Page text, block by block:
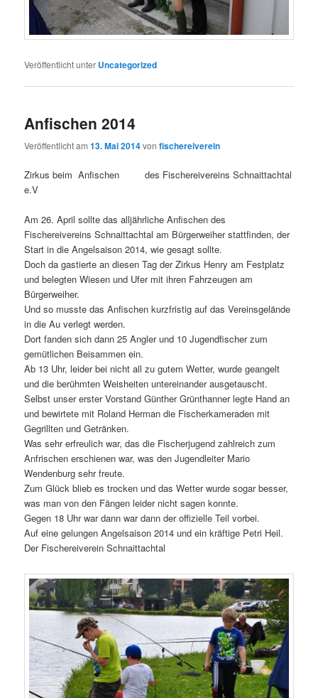
Veröffentlicht unter Uncategorized
Anfischen 2014
Veröffentlicht am13. Mai 2014vonfischereiverein
Zirkus beim Anfischen des Fischereivereins Schnaittachtal
e.V
Am 26. April sollte das alljährliche Anfischen des
Fischereivereins Schnaittachtal am Bürgerweiher stattfinden, der
Start in die Angelsaison 2014, wie gesagt sollte.
Doch da gastierte an diesen Tag der Zirkus Henry am Festplatz
und belegten Wiesen und Ufer mit ihren Fahrzeugen am
Bürgerweiher.
Und so musste das Anfischen kurzfristig auf das Vereinsgelände
in die Au verlegt werden.
Dort fanden sich dann 25 Angler und 10 Jugendfischer zum
gemütlichen Beisammen ein.
Ab 13 Uhr, leider bei nicht all zu gutem Wetter, wurde geangelt
und die berühmten Weisheiten untereinander ausgetauscht.
Selbst unser erster Vorstand Günther Grünthanner legte Hand an
und bewirtete mit Roland Herman die Fischerkameraden mit
Gegrillten und Getränken.
Was sehr erfreulich war, das die Fischerjugend zahlreich zum
Anfrischen erschienen war, was den Jugendleiter Mario
Wendenburg sehr freute.
Zum Glück blieb es trocken und das Wetter wurde sogar besser,
was man von den Fängen leider nicht sagen konnte.
Gegen 18 Uhr war dann war dann der offizielle Teil vorbei.
Auf eine gelungen Angelsaison 2014 und ein kräftige Petri Heil.
Der Fischereiverein Schnaittachtal